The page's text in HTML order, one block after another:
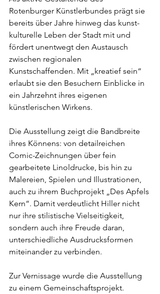
Rotenburger Künstlerbundes prägt sie
bereits über Jahre hinweg das kunst-
kulturelle Leben der Stadt mit und
fördert unentwegt den Austausch
zwischen regionalen
Kunstschaffenden. Mit „kreatief sein“
erlaubt sie den Besuchern Einblicke in
ein Jahrzehnt ihres eigenen
künstlerischen Wirkens.
Die Ausstellung zeigt die Bandbreite
ihres Könnens: von detailreichen
Comic-Zeichnungen über fein
gearbeitete Linoldrucke, bis hin zu
Malereien, Spielen und Illustrationen,
auch zu ihrem Buchprojekt „Des Apfels
Kern“. Damit verdeutlicht Hiller nicht
nur ihre stilistische Vielseitigkeit,
sondern auch ihre Freude daran,
unterschiedliche Ausdrucksformen
miteinander zu verbinden.
Zur Vernissage wurde die Ausstellung
zu einem Gemeinschaftsprojekt.